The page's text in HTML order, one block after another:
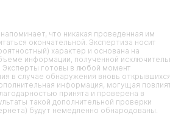
что никакая проведенная им
окончательной. Экспертиза носит
характер и основана на
информации, полученной
Эксперты готовы в любой момент
в случае обнаружения вновь
информация, могущая
принята и проверена в
такой дополнительной проверки
будут немедленно обнародованы.